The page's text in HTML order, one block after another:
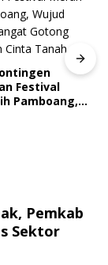
Festival
Pamboang,
Pemkab
Sektor